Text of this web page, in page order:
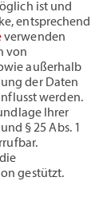
ist und
entsprechend
verwenden
von
außerhalb
der Daten
werden.
Ihrer
§ 25 Abs. 1
gestützt.